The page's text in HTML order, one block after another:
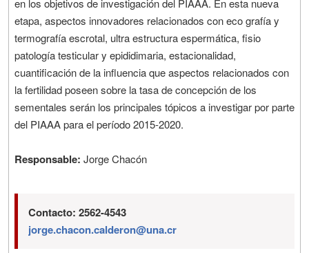
en los objetivos de investigación del PIAAA. En esta nueva
etapa, aspectos innovadores relacionados con eco grafía y
termografía escrotal, ultra estructura espermática, fisio
patología testicular y epididimaria, estacionalidad,
cuantificación de la influencia que aspectos relacionados con
la fertilidad poseen sobre la tasa de concepción de los
sementales serán los principales tópicos a investigar por parte
del PIAAA para el período 2015-2020.
Responsable: Jorge Chacón
Contacto: 2562-4543
jorge.chacon.calderon@una.cr